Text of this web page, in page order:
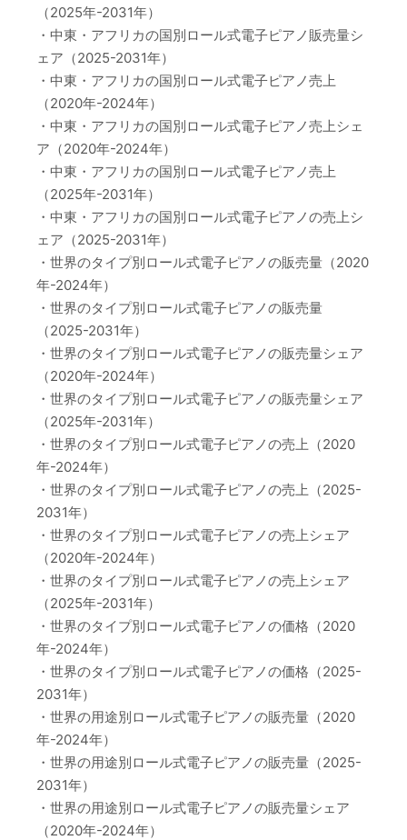
（2025年-2031年）
・中東・アフリカの国別ロール式電子ピアノ販売量シ
ェア（2025-2031年）
・中東・アフリカの国別ロール式電子ピアノ売上
（2020年-2024年）
・中東・アフリカの国別ロール式電子ピアノ売上シェ
ア（2020年-2024年）
・中東・アフリカの国別ロール式電子ピアノ売上
（2025年-2031年）
・中東・アフリカの国別ロール式電子ピアノの売上シ
ェア（2025-2031年）
・世界のタイプ別ロール式電子ピアノの販売量（2020
年-2024年）
・世界のタイプ別ロール式電子ピアノの販売量
（2025-2031年）
・世界のタイプ別ロール式電子ピアノの販売量シェア
（2020年-2024年）
・世界のタイプ別ロール式電子ピアノの販売量シェア
（2025年-2031年）
・世界のタイプ別ロール式電子ピアノの売上（2020
年-2024年）
・世界のタイプ別ロール式電子ピアノの売上（2025-
2031年）
・世界のタイプ別ロール式電子ピアノの売上シェア
（2020年-2024年）
・世界のタイプ別ロール式電子ピアノの売上シェア
（2025年-2031年）
・世界のタイプ別ロール式電子ピアノの価格（2020
年-2024年）
・世界のタイプ別ロール式電子ピアノの価格（2025-
2031年）
・世界の用途別ロール式電子ピアノの販売量（2020
年-2024年）
・世界の用途別ロール式電子ピアノの販売量（2025-
2031年）
・世界の用途別ロール式電子ピアノの販売量シェア
（2020年-2024年）